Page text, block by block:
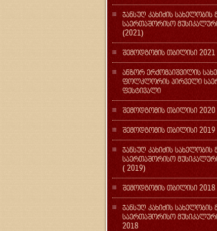
ჯანსუღ კახიძის სახელობის
საერთაშორისო
(2021)
შემოდგომის თბილისი 2021
ანზორ ერქომაიშვილის
ფოლკლორის პირველი
ფესტივალი
შემოდგომის თბილისი 2020
შემოდგომის თბილისი 2019
ჯანსუღ კახიძის სახელობის
საერთაშორისო
( 2019)
შემოდგომის თბილისი 2018
ჯანსუღ კახიძის სახელობის
საერთაშორისო
2018